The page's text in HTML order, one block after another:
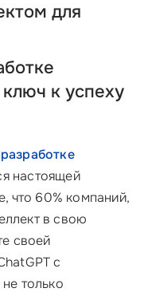
для
к успеху
разработке
настоящей
что 60% компаний,
в свою
своей
с
только